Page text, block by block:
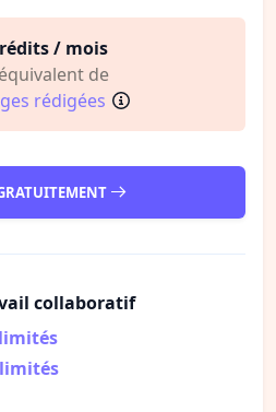
/ mois
de
rédigées
collaboratif